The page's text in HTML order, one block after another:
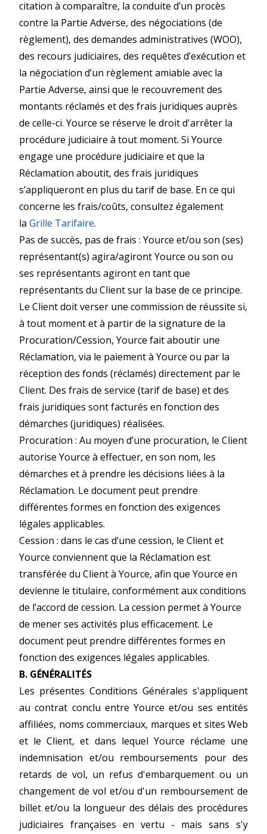
citation à comparaître, la conduite d’un procès
contre la Partie Adverse, des négociations (de
règlement), des demandes administratives (WOO),
des recours judiciaires, des requêtes d’exécution et
la négociation d’un règlement amiable avec la
Partie Adverse, ainsi que le recouvrement des
montants réclamés et des frais juridiques auprès
de celle-ci. Yource se réserve le droit d'arrêter la
procédure judiciaire à tout moment. Si Yource
engage une procédure judiciaire et que la
Réclamation aboutit, des frais juridiques
s’appliqueront en plus du tarif de base. En ce qui
concerne les frais/coûts, consultez également
la Grille Tarifaire.
Pas de succès, pas de frais : Yource et/ou son (ses)
représentant(s) agira/agiront Yource ou son ou
ses représentants agiront en tant que
représentants du Client sur la base de ce principe.
Le Client doit verser une commission de réussite si,
à tout moment et à partir de la signature de la
Procuration/Cession, Yource fait aboutir une
Réclamation, via le paiement à Yource ou par la
réception des fonds (réclamés) directement par le
Client. Des frais de service (tarif de base) et des
frais juridiques sont facturés en fonction des
démarches (juridiques) réalisées.
Procuration : Au moyen d’une procuration, le Client
autorise Yource à effectuer, en son nom, les
démarches et à prendre les décisions liées à la
Réclamation. Le document peut prendre
différentes formes en fonction des exigences
légales applicables.
Cession : dans le cas d’une cession, le Client et
Yource conviennent que la Réclamation est
transférée du Client à Yource, afin que Yource en
devienne le titulaire, conformément aux conditions
de l’accord de cession. La cession permet à Yource
de mener ses activités plus efficacement. Le
document peut prendre différentes formes en
fonction des exigences légales applicables.
B. GÉNÉRALITÉS
Les présentes Conditions Générales s'appliquent
au contrat conclu entre Yource et/ou ses entités
affiliées, noms commerciaux, marques et sites Web
et le Client, et dans lequel Yource réclame une
indemnisation et/ou remboursements pour des
retards de vol, un refus d'embarquement ou un
changement de vol et/ou d'un remboursement de
billet et/ou la longueur des délais des procédures
judiciaires françaises en vertu - mais sans s'y